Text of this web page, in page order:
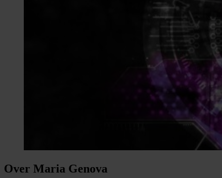
Over Maria Genova